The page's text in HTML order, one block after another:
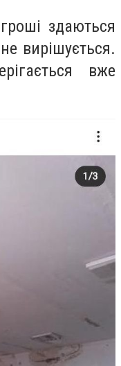
здаються
вирішується.
вже